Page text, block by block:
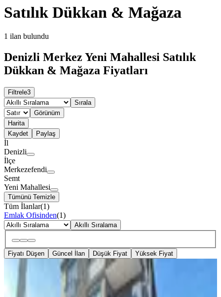
Satılık Dükkan & Mağaza
1 ilan bulundu
Denizli Merkez Yeni Mahallesi Satılık
Dükkan & Mağaza Fiyatları
Filtrele3
Sırala
Görünüm
Harita
Kaydet
Paylaş
İl
Denizli
İlçe
Merkezefendi
Semt
Yeni Mahallesi
Tümünü Temizle
Tüm İlanlar(1)
Emlak Ofisinden(1)
Akıllı Sıralama
Fiyatı Düşen Güncel İlan Düşük Fiyat Yüksek Fiyat
UYGUN
Gümüşçay’da Satılık Ofis Depo
Merkezefendi, Yeni Mahallesi